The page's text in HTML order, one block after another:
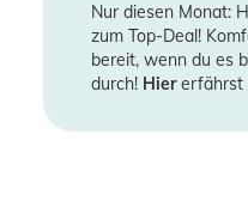
Nur diesen Monat:
zum Top-Deal!
bereit, wenn du es
durch! Hiererfährst